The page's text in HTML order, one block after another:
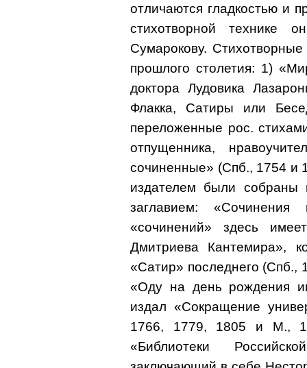
отличаются гладкостью и
стихотворной технике
Сумарокову.
прошлого столетия: 1)
доктора Лудовика
Флакка, Сатиры или
переложенные рос.
отпущенника,
сочиненные» (Спб., 1754 и
издателем были
заглавием:
«сочинений» здесь
Дмитриева Кантемира»,
«Сатир» последнего
«Оду на день рождения
издал «Сокращение
1766, 1779, 1805 и М.,
«Библиотеки